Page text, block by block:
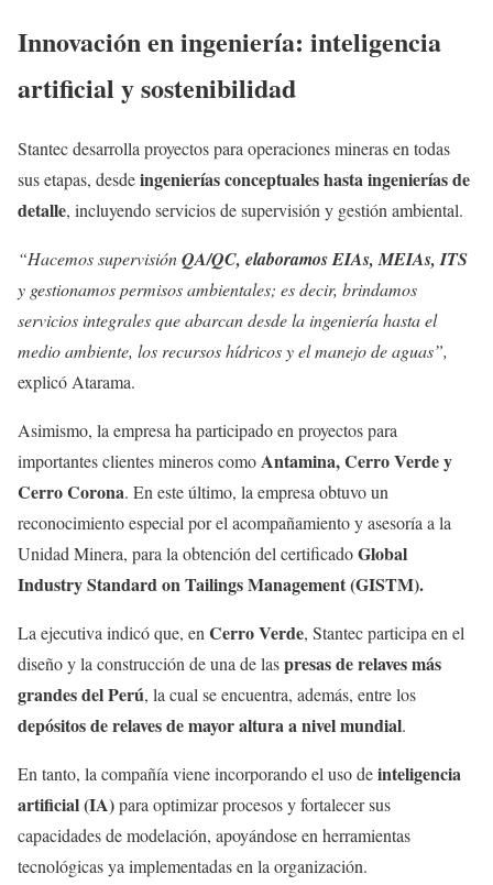
Innovación en ingeniería: inteligencia
artificial y sostenibilidad
Stantec desarrolla proyectos para operaciones mineras en todas
sus etapas, desdeingenierías conceptuales hasta ingenierías de
detalle, incluyendo servicios de supervisión y gestión ambiental.
“Hacemos supervisiónQA/QC, elaboramos EIAs, MEIAs, ITS
y gestionamos permisos ambientales; es decir, brindamos
servicios integrales que abarcan desde la ingeniería hasta el
medio ambiente, los recursos hídricos y el manejo de aguas”,
explicó Atarama.
Asimismo, la empresa ha participado en proyectos para
importantes clientes mineros comoAntamina, Cerro Verde y
Cerro Corona. En este último, la empresa obtuvo un
reconocimiento especial por el acompañamiento y asesoría a la
Unidad Minera, para la obtención del certificadoGlobal
Industry Standard on Tailings Management (GISTM).
La ejecutiva indicó que, en CerroVerde, Stantec participa en el
diseño y la construcción de una de laspresas de relaves más
grandes del Perú, la cual se encuentra, además, entre los
depósitos de relaves de mayor altura a nivel mundial.
En tanto, la compañía viene incorporando el uso deinteligencia
artificial (IA)para optimizar procesos y fortalecer sus
capacidades de modelación, apoyándose en herramientas
tecnológicas ya implementadas en la organización.